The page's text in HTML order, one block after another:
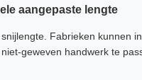
aangepaste lengte
Fabrieken kunnen
geweven handwerk te